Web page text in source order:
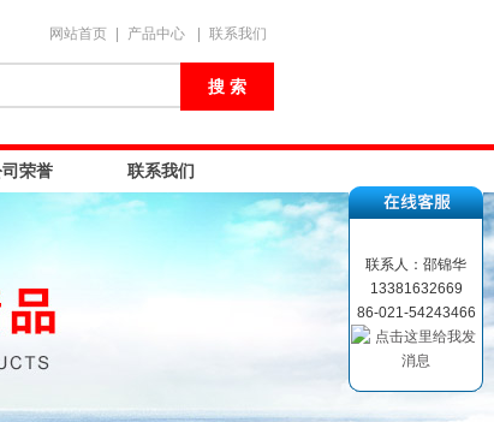
网站首页 产品中心 联系我们
荣誉 联系我们
联系人：邵锦华
13381632669
86-021-54243466